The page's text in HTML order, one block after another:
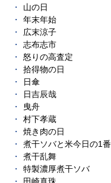
山の日
年末年始
広末涼子
志布志市
怒りの高査定
拾得物の日
日傘
日吉辰哉
曳舟
村下孝蔵
焼き肉の日
煮干ソバと米今日の1番
煮干乱舞
特製濃厚煮干ソバ